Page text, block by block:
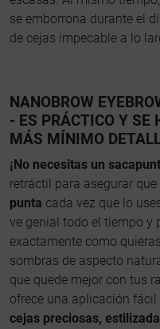
se emborrona durante el
de cejas impecable a lo
NANOBROW
- ES PRÁCTICO Y SE
MÁS MÍNIMO
¡No necesitas un
retráctil para asegurar
punta cada vez que lo
ve genial todo el tiempo y
exactamente como
sombras de aspecto
que quede mejor con tus
ofrece una aplicación
cejas preciosas,